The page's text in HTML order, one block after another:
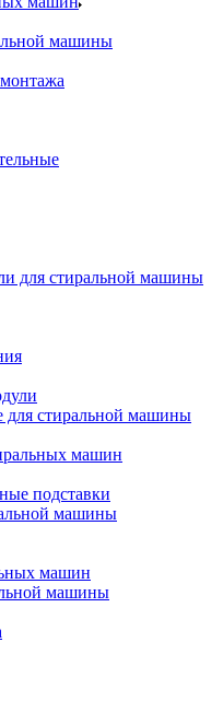
машины
для стиральной машины
для стиральной машины
машин
подставки
машины
машин
машины